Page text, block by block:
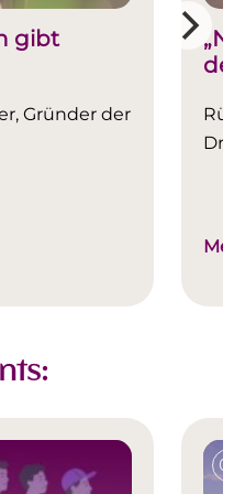
gibt
Gründer der
der
Dr.